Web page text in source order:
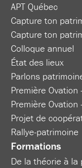
APT Québec
Capture ton
Capture ton
Colloque annuel
État des lieux
Parlons
Première Ovation
Première Ovation
Projet de
Rallye-patrimoine
Formations
De la théorie à la